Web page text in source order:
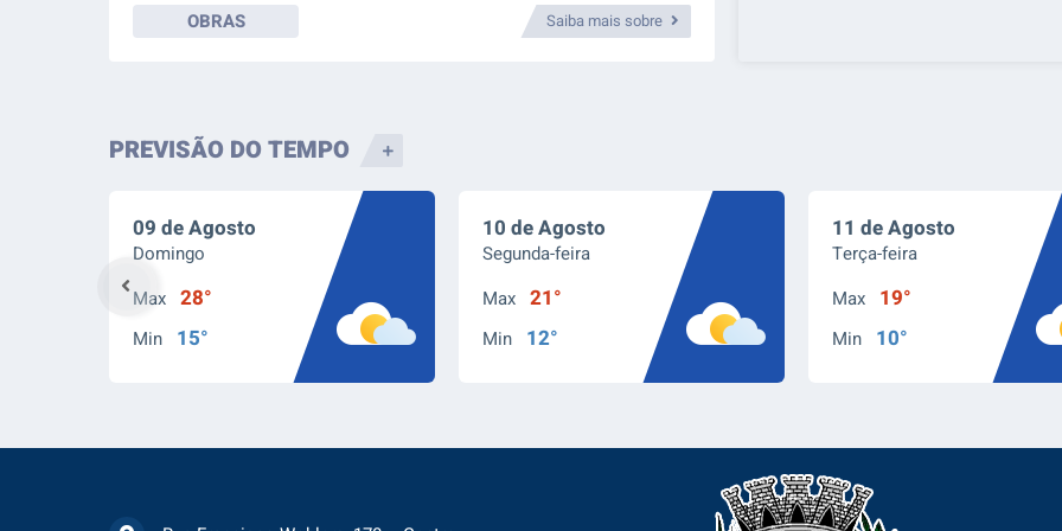
OBRAS Saiba mais sobre
PREVISÃO DO TEMPO
09 de Agosto
Domingo
Max 28°
Min 15°
10 de Agosto
Segunda-feira
Max 21°
Min 12°
11 de Agosto
Terça-feira
Max 19°
Min 10°